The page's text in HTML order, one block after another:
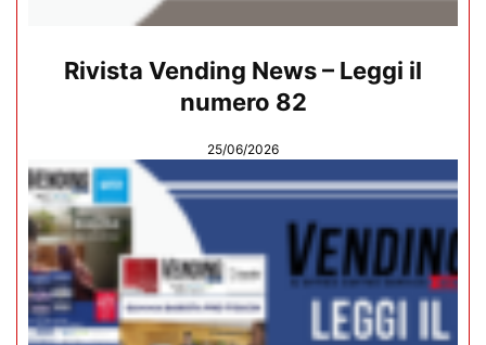
Rivista Vending News – Leggi il
numero 82
25/06/2026